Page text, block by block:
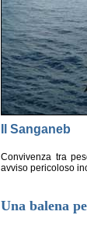
Il Sanganeb
Convivenza tra
avviso pericoloso
Una balena